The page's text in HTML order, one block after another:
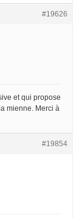
#19626
et qui propose
mienne. Merci à
#19854